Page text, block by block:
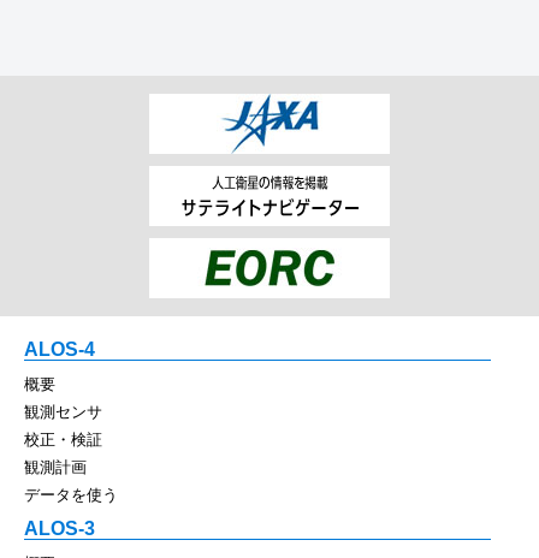
ALOS-4
概要
観測センサ
校正・検証
観測計画
データを使う
ALOS-3